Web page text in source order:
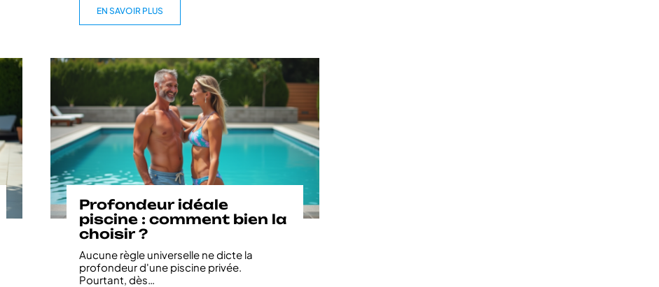
EN SAVOIR PLUS
Profondeur idéale
piscine : comment bien la
choisir ?
Aucune règle universelle ne dicte la
profondeur d'une piscine privée.
Pourtant, dès…